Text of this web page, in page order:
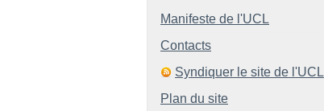
Manifeste de l'UCL
Contacts
Syndiquer le site de l'UCL
Plan du site